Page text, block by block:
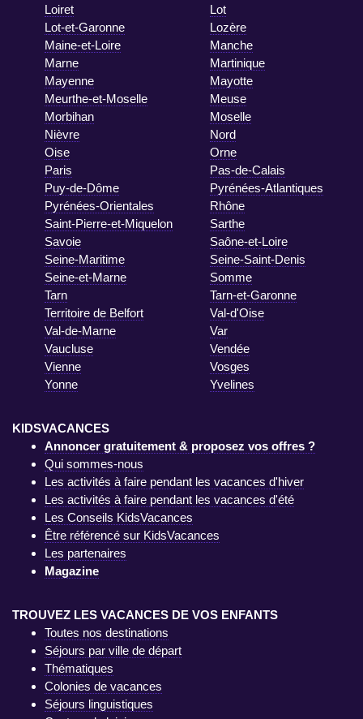
Loiret
Lot
Lot-et-Garonne
Lozère
Maine-et-Loire
Manche
Marne
Martinique
Mayenne
Mayotte
Meurthe-et-Moselle
Meuse
Morbihan
Moselle
Nièvre
Nord
Oise
Orne
Paris
Pas-de-Calais
Puy-de-Dôme
Pyrénées-Atlantiques
Pyrénées-Orientales
Rhône
Saint-Pierre-et-Miquelon
Sarthe
Savoie
Saône-et-Loire
Seine-Maritime
Seine-Saint-Denis
Seine-et-Marne
Somme
Tarn
Tarn-et-Garonne
Territoire de Belfort
Val-d'Oise
Val-de-Marne
Var
Vaucluse
Vendée
Vienne
Vosges
Yonne
Yvelines
KIDSVACANCES
Annoncer gratuitement & proposez vos offres ?
Qui sommes-nous
Les activités à faire pendant les vacances d'hiver
Les activités à faire pendant les vacances d'été
Les Conseils KidsVacances
Être référencé sur KidsVacances
Les partenaires
Magazine
TROUVEZ LES VACANCES DE VOS ENFANTS
Toutes nos destinations
Séjours par ville de départ
Thématiques
Colonies de vacances
Séjours linguistiques